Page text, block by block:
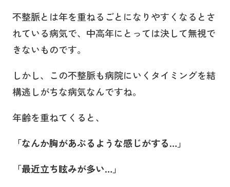
不整脈とは年を重ねるごとになりやすくなるとさ
れている病気で、中高年にとっては決して無視で
きないものです。
しかし、この不整脈も病院にいくタイミングを結
構逃しがちな病気なんですね。
年齢を重ねてくると、
「なんか胸があぶるような感じがする…」
「最近立ち眩みが多い…」